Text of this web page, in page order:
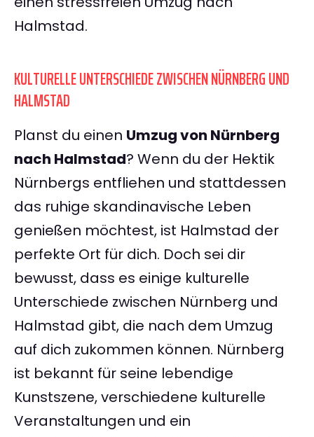
Halmstad.
KULTURELLE UNTERSCHIEDE ZWISCHEN NÜRNBERG UND
HALMSTAD
Planst du einen Umzug von Nürnberg
nach Halmstad? Wenn du der Hektik
Nürnbergs entfliehen und stattdessen
das ruhige skandinavische Leben
genießen möchtest, ist Halmstad der
perfekte Ort für dich. Doch sei dir
bewusst, dass es einige kulturelle
Unterschiede zwischen Nürnberg und
Halmstad gibt, die nach dem Umzug
auf dich zukommen können. Nürnberg
ist bekannt für seine lebendige
Kunstszene, verschiedene kulturelle
Veranstaltungen und ein